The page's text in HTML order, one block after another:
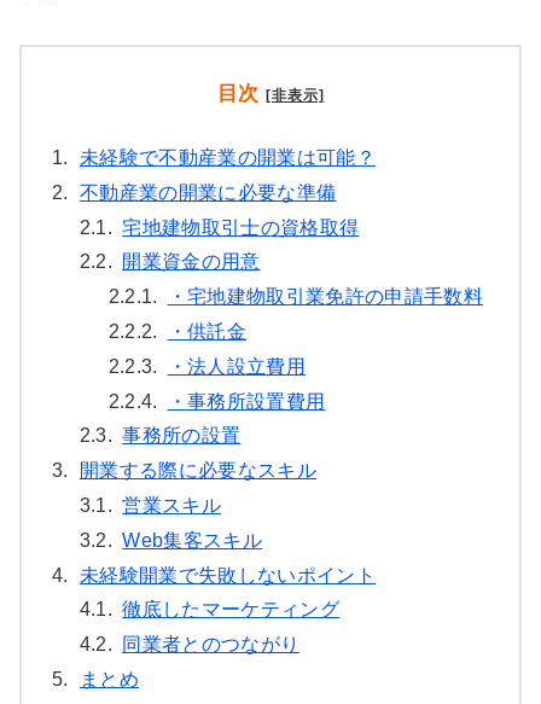
目次 [非表示]
1.
未経験で不動産業の開業は可能？
2.
不動産業の開業に必要な準備
2.1. 宅地建物取引士の資格取得
2.2.
開業資金の用意
2.2.1.
・宅地建物取引業免許の申請手数料
2.2.2.
・供託金
2.2.3.
・法人設立費用
2.2.4.
・事務所設置費用
2.3. 事務所の設置
3.
開業する際に必要なスキル
3.1. 営業スキル
3.2. Web集客スキル
4.
未経験開業で失敗しないポイント
4.1. 徹底したマーケティング
4.2.
同業者とのつながり
5.
まとめ